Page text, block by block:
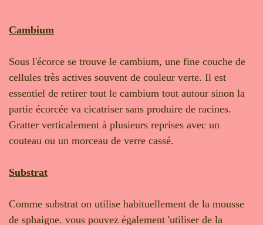
Cambium
Sous l'écorce se trouve le cambium, une fine couche de
cellules très actives souvent de couleur verte. Il est
essentiel de retirer tout le cambium tout autour sinon la
partie écorcée va cicatriser sans produire de racines.
Gratter verticalement à plusieurs reprises avec un
couteau ou un morceau de verre cassé.
Substrat
Comme substrat on utilise habituellement de la mousse
de sphaigne. vous pouvez également 'utiliser de la